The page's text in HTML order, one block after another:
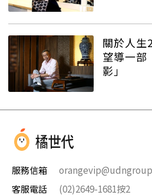
關於人生
望導一部
影」
服務信箱
客服電話
(02)2649-1681按2